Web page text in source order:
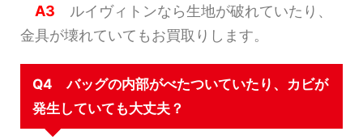
A3 ルイヴィトンなら生地が破れていたり、
金具が壊れていてもお買取りします。
Q4 バッグの内部がべたついていたり、カビが
発生していても大丈夫？